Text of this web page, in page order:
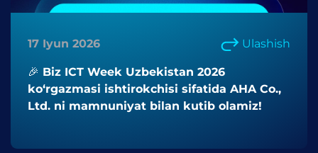
17 Iyun 2026 Ulashish
🎉 Biz ICT Week Uzbekistan 2026
ko‘rgazmasi ishtirokchisi sifatida AHA Co.,
Ltd. ni mamnuniyat bilan kutib olamiz!